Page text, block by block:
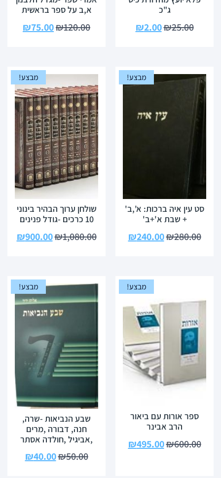
ג"כ
₪25.00
₪2.00
א,ב על ספר בראשית
₪120.00
₪75.00
מבצע!
סט עין איה ברכות: א',ב'
+ שבת א'+ב'
₪280.00
₪240.00
מבצע!
שולחן ערוך הבהיר בינוני
10 כרכים -גודל פנינים
₪1,080.00
₪900.00
מבצע!
ספר אורות עם ביאור
הרב אבינר
₪600.00
₪495.00
מבצע!
שבע הנביאות -שרה,
חנה, דבורה ,מרים
,אביגיל ,חולדה אסתר
₪50.00
₪40.00